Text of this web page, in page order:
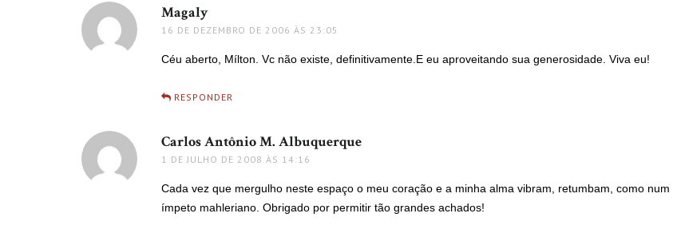
Magaly
16 DE DEZEMBRO DE 2006 ÀS 23:05
Céu aberto, Mílton. Vc não existe, definitivamente.E eu aproveitando sua generosidade. Viva eu!
RESPONDER
Carlos Antônio M. Albuquerque
1 DE JULHO DE 2008 ÀS 14:16
Cada vez que mergulho neste espaço o meu coração e a minha alma vibram, retumbam, como num
ímpeto mahleriano. Obrigado por permitir tão grandes achados!